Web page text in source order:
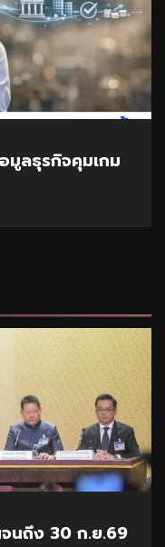
น ผ่านโครงการ
ลิ่งชัน 8-9
น 1 ล้านตัน